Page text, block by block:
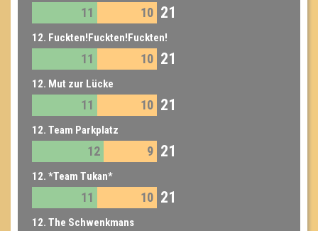
11 10 21
12. Fuckten!Fuckten!Fuckten!
11 10 21
12. Mut zur Lücke
11 10 21
12. Team Parkplatz
12 9 21
12. *Team Tukan*
11 10 21
12. The Schwenkmans